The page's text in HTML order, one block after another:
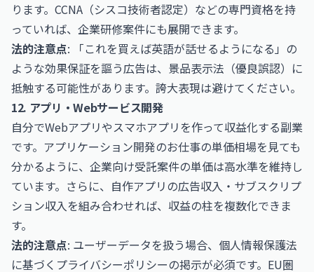
ります。 CCNA（シスコ技術者認定） などの専門資格を持
っていれば、企業研修案件にも展開できます。
法的注意点: 「これを買えば英語が話せるようになる」の
ような効果保証を謳う広告は、景品表示法（優良誤認）に
抵触する可能性があります。誇大表現は避けてください。
12. アプリ・Webサービス開発
自分でWebアプリやスマホアプリを作って収益化する副業
です。 アプリケーション開発のお仕事の単価相場を見ても
分かるように、企業向け受託案件の単価は高水準を維持し
ています。さらに、自作アプリの広告収入・サブスクリプ
ション収入を組み合わせれば、収益の柱を複数化できま
す。
法的注意点: ユーザーデータを扱う場合、個人情報保護法
に基づくプライバシーポリシーの掲示が必須です。EU圏